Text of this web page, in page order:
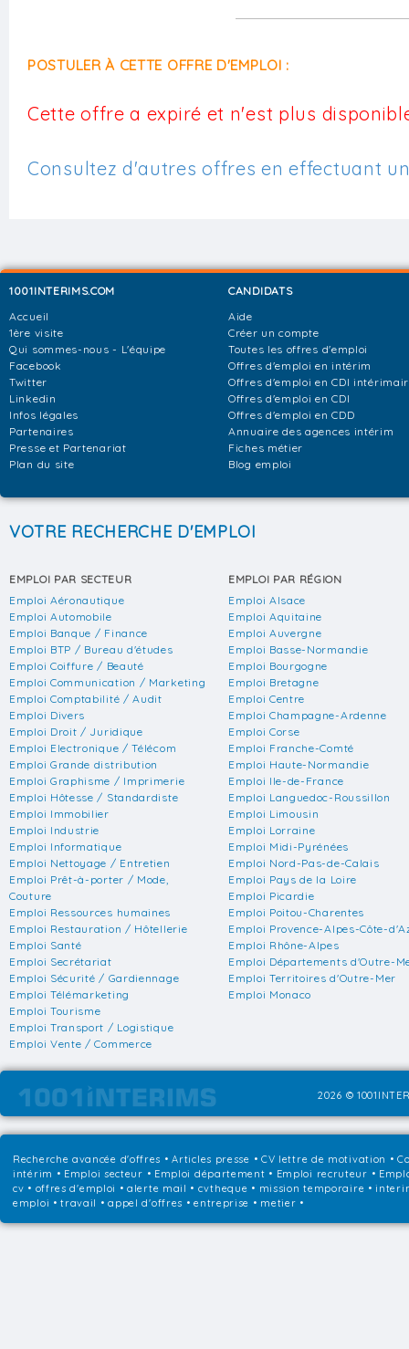
POSTULER À CETTE OFFRE D'EMPLOI :
Cette offre a expiré et n'est plus
Consultez d'autres offres en effectuant
1001INTERIMS.COM
Accueil
1ère visite
Qui sommes-nous - L'équipe
Facebook
Twitter
Linkedin
Infos légales
Partenaires
Presse et Partenariat
Plan du site
CANDIDATS
Aide
Créer un compte
Toutes les offres d'emploi
Offres d'emploi en intérim
Offres d'emploi en CDI
Offres d'emploi en CDI
Offres d'emploi en CDD
Annuaire des agences intérim
Fiches métier
Blog emploi
VOTRE RECHERCHE D'EMPLOI
EMPLOI PAR SECTEUR
Emploi Aéronautique
Emploi Automobile
Emploi Banque / Finance
Emploi BTP / Bureau d'études
Emploi Coiffure / Beauté
Emploi Communication / Marketing
Emploi Comptabilité / Audit
Emploi Divers
Emploi Droit / Juridique
Emploi Electronique / Télécom
Emploi Grande distribution
Emploi Graphisme / Imprimerie
Emploi Hôtesse / Standardiste
Emploi Immobilier
Emploi Industrie
Emploi Informatique
Emploi Nettoyage / Entretien
Emploi Prêt-à-porter / Mode,
Couture
Emploi Ressources humaines
Emploi Restauration / Hôtellerie
Emploi Santé
Emploi Secrétariat
Emploi Sécurité / Gardiennage
Emploi Télémarketing
Emploi Tourisme
Emploi Transport / Logistique
Emploi Vente / Commerce
EMPLOI PAR RÉGION
Emploi Alsace
Emploi Aquitaine
Emploi Auvergne
Emploi Basse-Normandie
Emploi Bourgogne
Emploi Bretagne
Emploi Centre
Emploi Champagne-Ardenne
Emploi Corse
Emploi Franche-Comté
Emploi Haute-Normandie
Emploi Ile-de-France
Emploi Languedoc-Roussillon
Emploi Limousin
Emploi Lorraine
Emploi Midi-Pyrénées
Emploi Nord-Pas-de-Calais
Emploi Pays de la Loire
Emploi Picardie
Emploi Poitou-Charentes
Emploi Provence-Alpes-Côte-
Emploi Rhône-Alpes
Emploi Départements d'Outre-
Emploi Territoires d'Outre-Mer
Emploi Monaco
2026 ©
Recherche avancée d'offres •Articles presse • CV lettre de motivation •
intérim • Emploi secteur • Emploi département • Emploi recruteur •
cv • offres d'emploi • alerte mail • cvtheque • mission temporaire •
emploi • travail • appel d'offres • entreprise • metier •